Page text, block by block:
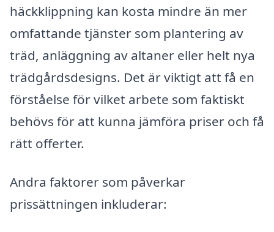
häckklippning kan kosta mindre än mer
omfattande tjänster som plantering av
träd, anläggning av altaner eller helt nya
trädgårdsdesigns. Det är viktigt att få en
förståelse för vilket arbete som faktiskt
behövs för att kunna jämföra priser och få
rätt offerter.
Andra faktorer som påverkar
prissättningen inkluderar: